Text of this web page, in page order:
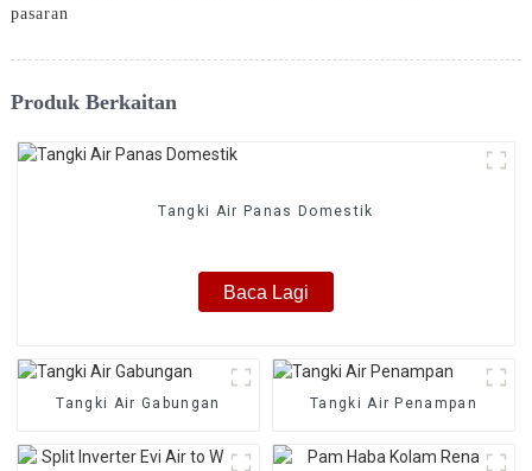
pasaran
Produk Berkaitan
Tangki Air Panas Domestik
Baca Lagi
Tangki Air Gabungan Tangki Air Penampan